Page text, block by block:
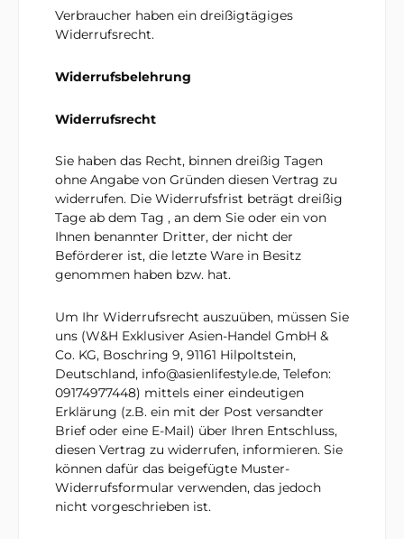
Verbraucher haben ein dreißigtägiges
Widerrufsrecht.
Widerrufsbelehrung
Widerrufsrecht
Sie haben das Recht, binnen dreißig Tagen
ohne Angabe von Gründen diesen Vertrag zu
widerrufen. Die Widerrufsfrist beträgt dreißig
Tage ab dem Tag , an dem Sie oder ein von
Ihnen benannter Dritter, der nicht der
Beförderer ist, die letzte Ware in Besitz
genommen haben bzw. hat.
Um Ihr Widerrufsrecht auszuüben, müssen Sie
uns (W&H Exklusiver Asien-Handel GmbH &
Co. KG, Boschring 9, 91161 Hilpoltstein,
Deutschland, info@asienlifestyle.de, Telefon:
09174977448) mittels einer eindeutigen
Erklärung (z.B. ein mit der Post versandter
Brief oder eine E-Mail) über Ihren Entschluss,
diesen Vertrag zu widerrufen, informieren. Sie
können dafür das beigefügte Muster-
Widerrufsformular verwenden, das jedoch
nicht vorgeschrieben ist.